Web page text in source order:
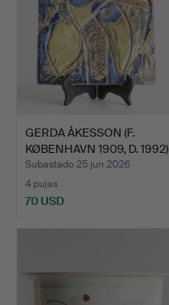
GERDA ÅKESSON (F.
KØBENHAVN 1909, D. 1992)
…
Subastado 25 jun 2026
4 pujas
70 USD